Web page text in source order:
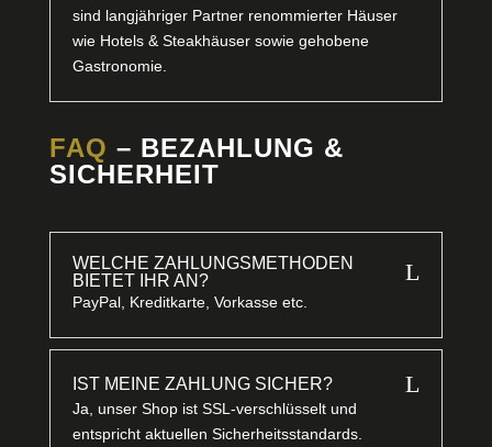
sind langjähriger Partner renommierter Häuser
wie Hotels & Steakhäuser sowie gehobene
Gastronomie.
FAQ – BEZAHLUNG &
SICHERHEIT
WELCHE ZAHLUNGSMETHODEN
BIETET IHR AN?
L
PayPal, Kreditkarte, Vorkasse etc.
IST MEINE ZAHLUNG SICHER? L
Ja, unser Shop ist SSL-verschlüsselt und
entspricht aktuellen Sicherheitsstandards.